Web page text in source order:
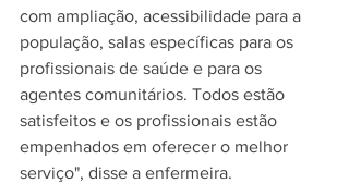
com ampliação, acessibilidade para a
população, salas específicas para os
profissionais de saúde e para os
agentes comunitários. Todos estão
satisfeitos e os profissionais estão
empenhados em oferecer o melhor
serviço", disse a enfermeira.